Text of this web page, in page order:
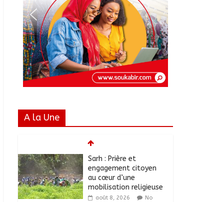
A la Une
Sarh : Prière et
engagement citoyen
au cœur d’une
mobilisation religieuse
août 8, 2026
No